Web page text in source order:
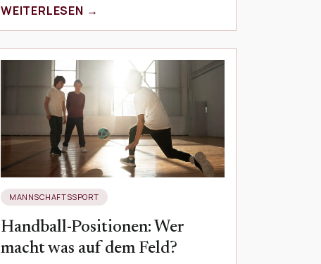
WEITERLESEN →
MANNSCHAFTSSPORT
Handball-Positionen: Wer
macht was auf dem Feld?